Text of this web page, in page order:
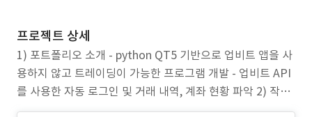
프로젝트 상세
1) 포트폴리오 소개 - python QT5 기반으로 업비트 앱을 사
용하지 않고 트레이딩이 가능한 프로그램 개발 - 업비트 API
를 사용한 자동 로그인 및 거래 내역, 계좌 현황 파악 2) 작업
범위 - 업비트 API 연동 ; 계좌 연동 ; 오더북 및 오더 (주문 생